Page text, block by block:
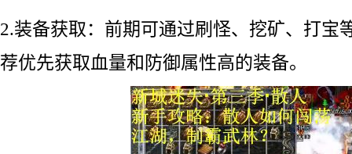
2.装备获取：前期可通过刷怪、挖矿、打宝
荐优先获取血量和防御属性高的装备。